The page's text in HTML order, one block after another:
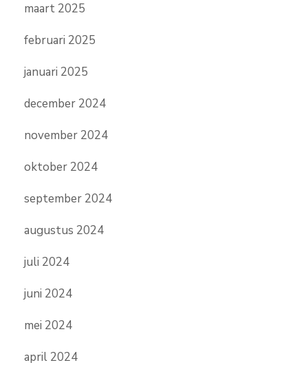
maart 2025
februari 2025
januari 2025
december 2024
november 2024
oktober 2024
september 2024
augustus 2024
juli 2024
juni 2024
mei 2024
april 2024